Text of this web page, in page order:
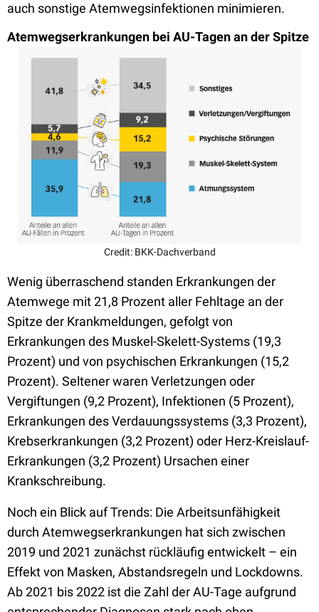
auch sonstige Atemwegsinfektionen minimieren.
Atemwegserkrankungen bei AU-Tagen an der Spitze
Credit: BKK-Dachverband
Wenig überraschend standen Erkrankungen der
Atemwege mit 21,8 Prozent aller Fehltage an der
Spitze der Krankmeldungen, gefolgt von
Erkrankungen des Muskel-Skelett-Systems (19,3
Prozent) und von psychischen Erkrankungen (15,2
Prozent). Seltener waren Verletzungen oder
Vergiftungen (9,2 Prozent), Infektionen (5 Prozent),
Erkrankungen des Verdauungssystems (3,3 Prozent),
Krebserkrankungen (3,2 Prozent) oder Herz-Kreislauf-
Erkrankungen (3,2 Prozent) Ursachen einer
Krankschreibung.
Noch ein Blick auf Trends: Die Arbeitsunfähigkeit
durch Atemwegserkrankungen hat sich zwischen
2019 und 2021 zunächst rückläufig entwickelt – ein
Effekt von Masken, Abstandsregeln und Lockdowns.
Ab 2021 bis 2022 ist die Zahl der AU-Tage aufgrund